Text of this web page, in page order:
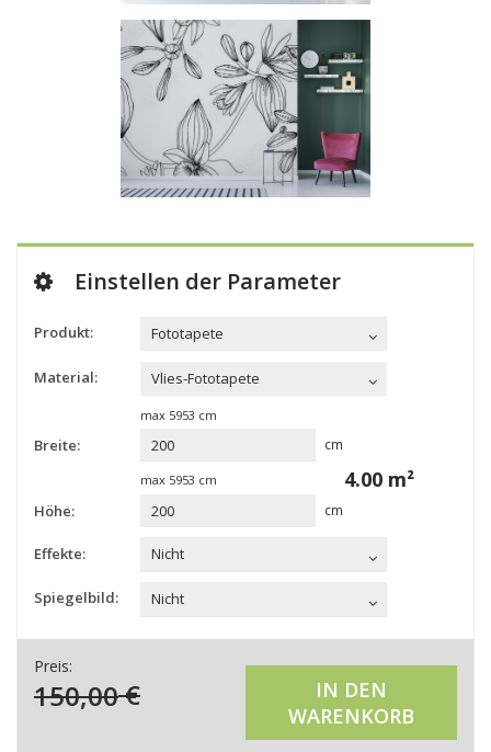
Einstellen der Parameter
Produkt: Fototapete
Material: Vlies-Fototapete
max 5953 cm
Breite: cm
max 5953 cm
Höhe: cm
4.00 m²
Effekte: Nicht
Spiegelbild: Nicht
Preis:
150,00€
IN DEN
WARENKORB